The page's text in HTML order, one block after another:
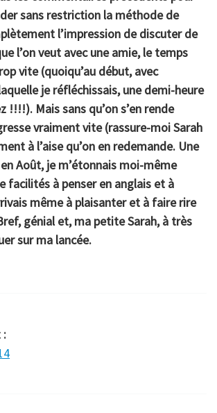
sans restriction la méthode de
l’impression de discuter de
l’on veut avec une amie, le temps
vite (quoiqu’au début, avec
je réfléchissais, une demi-heure
!!!!). Mais sans qu’on s’en rende
vraiment vite (rassure-moi Sarah
à l’aise qu’on en redemande. Une
Août, je m’étonnais moi-même
facilités à penser en anglais et à
même à plaisanter et à faire rire
génial et, ma petite Sarah, à très
sur ma lancée.
: